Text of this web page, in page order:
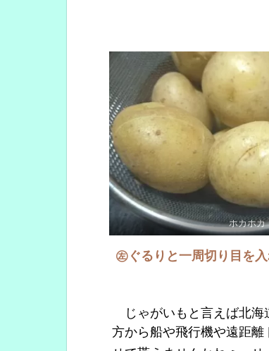
ホカホカ
㊧ぐるりと一周切り目を
じゃがいもと言えば北海
方から船や飛行機や遠距